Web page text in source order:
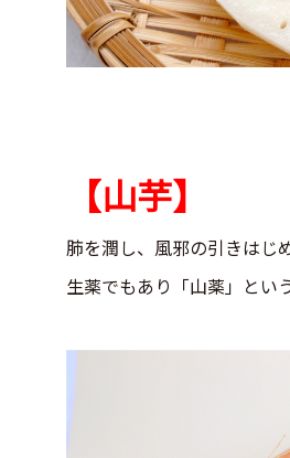
【山芋】
肺を潤し、風邪の引きはじ
生薬でもあり「山薬」とい